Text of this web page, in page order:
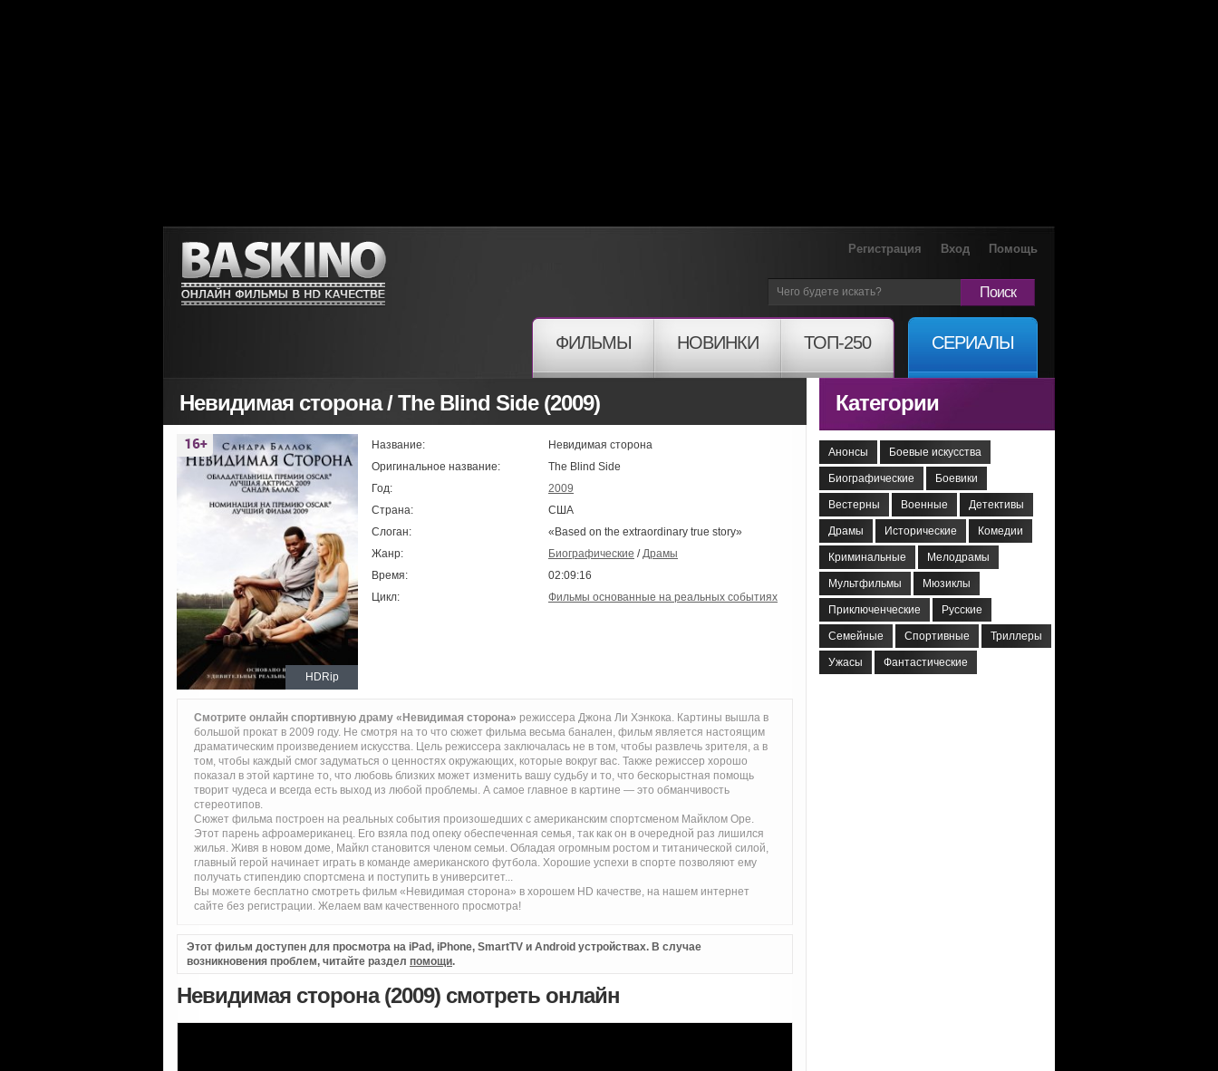
Регистрация Вход Помощь
Поиск
ФИЛЬМЫ НОВИНКИ ТОП-250 СЕРИАЛЫ
Невидимая сторона / The Blind Side (2009)
HDRip
Название:
Невидимая сторона
Оригинальное название:
The Blind Side
Год:
2009
Страна:
США
Слоган:
«Based on the extraordinary true story»
Жанр:
Биографические /Драмы
Время:
02:09:16
Цикл:
Фильмы основанные на реальных событиях
Смотрите онлайн спортивную драму «Невидимая сторона» режиссера Джона Ли Хэнкока. Картины вышла в
большой прокат в 2009 году. Не смотря на то что сюжет фильма весьма банален, фильм является настоящим
драматическим произведением искусства. Цель режиссера заключалась не в том, чтобы развлечь зрителя, а в
том, чтобы каждый смог задуматься о ценностях окружающих, которые вокруг вас. Также режиссер хорошо
показал в этой картине то, что любовь близких может изменить вашу судьбу и то, что бескорыстная помощь
творит чудеса и всегда есть выход из любой проблемы. А самое главное в картине — это обманчивость
стереотипов.
Сюжет фильма построен на реальных события произошедших с американским спортсменом Майклом Оре.
Этот парень афроамериканец. Его взяла под опеку обеспеченная семья, так как он в очередной раз лишился
жилья. Живя в новом доме, Майкл становится членом семьи. Обладая огромным ростом и титанической силой,
главный герой начинает играть в команде американского футбола. Хорошие успехи в спорте позволяют ему
получать стипендию спортсмена и поступить в университет...
Вы можете бесплатно смотреть фильм «Невидимая сторона» в хорошем HD качестве, на нашем интернет
сайте без регистрации. Желаем вам качественного просмотра!
Этот фильм доступен для просмотра на iPad, iPhone, SmartTV и Android устройствах. В случае
возникновения проблем, читайте раздел помощи.
Невидимая сторона (2009) смотреть онлайн
Категории
Анонсы Боевые искусства
Биографические Боевики
Вестерны Военные Детективы
Драмы Исторические Комедии
Криминальные Мелодрамы
Мультфильмы Мюзиклы
Приключенческие Русские
Семейные Спортивные Триллеры
Ужасы Фантастические